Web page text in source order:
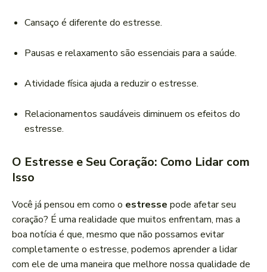
Cansaço é diferente do estresse.
Pausas e relaxamento são essenciais para a saúde.
Atividade física ajuda a reduzir o estresse.
Relacionamentos saudáveis diminuem os efeitos do
estresse.
O Estresse e Seu Coração: Como Lidar com
Isso
Você já pensou em como o estresse pode afetar seu
coração? É uma realidade que muitos enfrentam, mas a
boa notícia é que, mesmo que não possamos evitar
completamente o estresse, podemos aprender a lidar
com ele de uma maneira que melhore nossa qualidade de